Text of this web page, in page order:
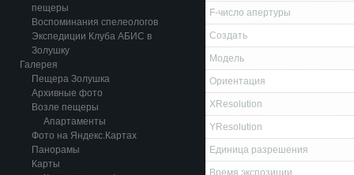
пещеры
Воспоминания спелеологов
Экспедиции Клуба АБИС в
Золушку
Галерея
Пещера Золушка
Архивные фото
Возле пещеры
Апартаменты
Фото на Яндекс.Картах
Панорамы
Карты
F-число апертуры
Создать
Модель
Ориентация
XResolution
YResolution
Единица разрешения
Время экспозиции